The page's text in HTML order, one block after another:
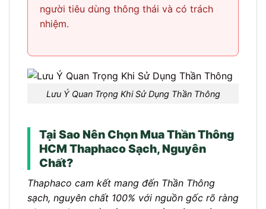
người tiêu dùng thông thái và có trách
nhiệm.
Lưu Ý Quan Trọng Khi Sử Dụng Thần Thông
Tại Sao Nên Chọn Mua Thần Thông
HCM Thaphaco Sạch, Nguyên
Chất?
Thaphaco cam kết mang đến Thần Thông
sạch, nguyên chất 100% với nguồn gốc rõ ràng